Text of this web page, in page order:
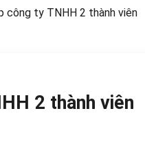
công ty TNHH 2 thành viên
2 thành viên